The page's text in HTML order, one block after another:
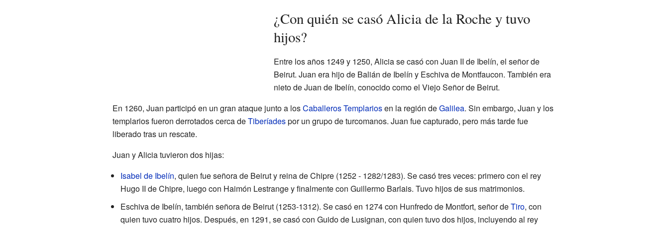
¿Con quién se casó Alicia de la Roche y tuvo
hijos?
Entre los años 1249 y 1250, Alicia se casó con Juan II de Ibelín, el señor de
Beirut. Juan era hijo de Balián de Ibelín y Eschiva de Montfaucon. También era
nieto de Juan de Ibelín, conocido como el Viejo Señor de Beirut.
En 1260, Juan participó en un gran ataque junto a losCaballeros Templariosen la región deGalilea. Sin embargo, Juan y los
templarios fueron derrotados cerca deTiberíadespor un grupo de turcomanos. Juan fue capturado, pero más tarde fue
liberado tras un rescate.
Juan y Alicia tuvieron dos hijas:
Isabel de Ibelín, quien fue señora de Beirut y reina de Chipre (1252 - 1282/1283). Se casó tres veces: primero con el rey
Hugo II de Chipre, luego con Haimón Lestrange y finalmente con Guillermo Barlais. Tuvo hijos de sus matrimonios.
Eschiva de Ibelín, también señora de Beirut (1253-1312). Se casó en 1274 con Hunfredo de Montfort, señor deTiro, con
quien tuvo cuatro hijos. Después, en 1291, se casó con Guido de Lusignan, con quien tuvo dos hijos, incluyendo al rey